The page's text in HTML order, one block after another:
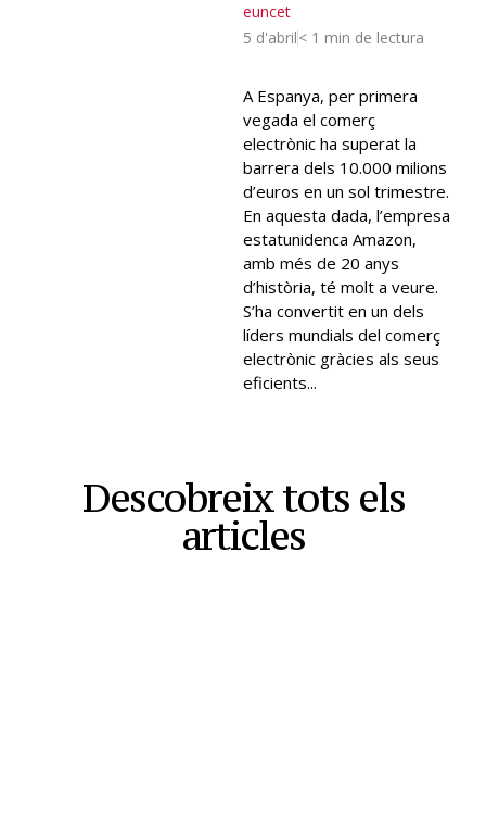
euncet
5 d'abril< 1 min de lectura
A Espanya, per primera
vegada el comerç
electrònic ha superat la
barrera dels 10.000 milions
d’euros en un sol trimestre.
En aquesta dada, l’empresa
estatunidenca Amazon,
amb més de 20 anys
d’història, té molt a veure.
S’ha convertit en un dels
líders mundials del comerç
electrònic gràcies als seus
eficients...
Descobreix tots els
articles